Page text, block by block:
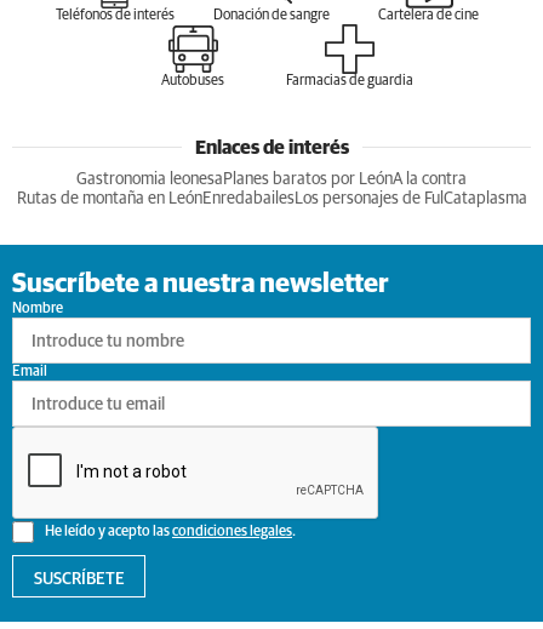
Teléfonos de interés Donación de sangre Cartelera de cine
Autobuses Farmacias de guardia
Enlaces de interés
Gastronomia leonesa Planes baratos por LeónA la contra
Rutas de montaña en LeónEnredabailesLos personajes de Ful Cataplasma
Suscríbete a nuestra newsletter
Nombre
He leído y acepto lascondiciones legales.
Email
SUSCRÍBETE